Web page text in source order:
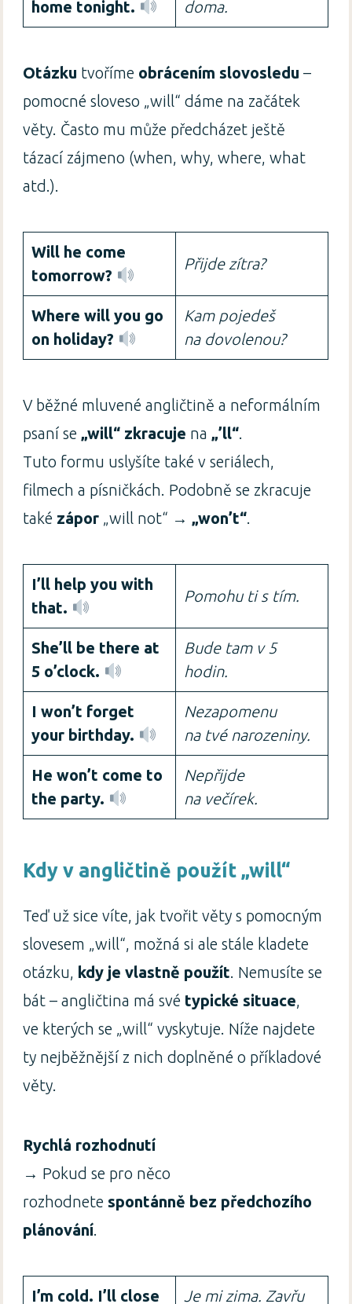
home tonight.
doma.
Otázku tvoříme obrácením slovosledu –
pomocné sloveso „will“ dáme na začátek
věty. Často mu může předcházet ještě
tázací zájmeno (when, why, where, what
atd.).
Will he come
tomorrow?
Přijde zítra?
Where will you go
on holiday?
Kam pojedeš
na dovolenou?
V běžné mluvené angličtině a neformálním
psaní se „will“ zkracuje na „’ll“
Tuto formu uslyšíte také v seriálech,
filmech a písničkách. Podobně se zkracuje
také zápor „will not“ → „won’t“
I’ll help you with
that.
Pomohu ti s tím.
She’ll be there at
5 o’clock.
Bude tam v 5
hodin.
I won’t forget
your birthday.
Nezapomenu
na tvé narozeniny.
He won’t come to
the party.
Nepřijde
na večírek.
Kdy v angličtině použít „will“
Teď už sice víte, jak tvořit věty s pomocným
slovesem „will“, možná si ale stále kladete
otázku, kdy je vlastně použít . Nemusíte se
bát – angličtina má své typické situace
ve kterých se „will“ vyskytuje. Níže najdete
ty nejběžnější z nich doplněné o příkladové
věty.
Rychlá rozhodnutí
→ Pokud se pro něco
rozhodnete spontánně bez předchozího
plánování
I’m cold. I’ll close Je mi zima. Zavřu